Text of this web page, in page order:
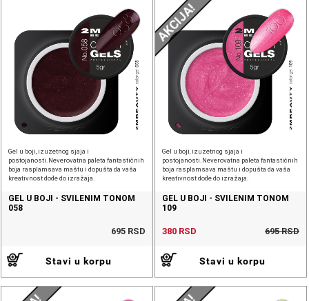
Gel u boji, izuzetnog sjaja i
postojanosti.Neverovatna paleta fantastičnih
boja rasplamsava maštu i dopušta da vaša
kreativnost dođe do izražaja.
GEL U BOJI - SVILENIM TONOM
058
695 RSD
Stavi u korpu
AKCIJA!
Gel u boji, izuzetnog sjaja i
postojanosti.Neverovatna paleta fantastičnih
boja rasplamsava maštu i dopušta da vaša
kreativnost dođe do izražaja.
GEL U BOJI - SVILENIM TONOM
109
380 RSD 695 RSD
Stavi u korpu